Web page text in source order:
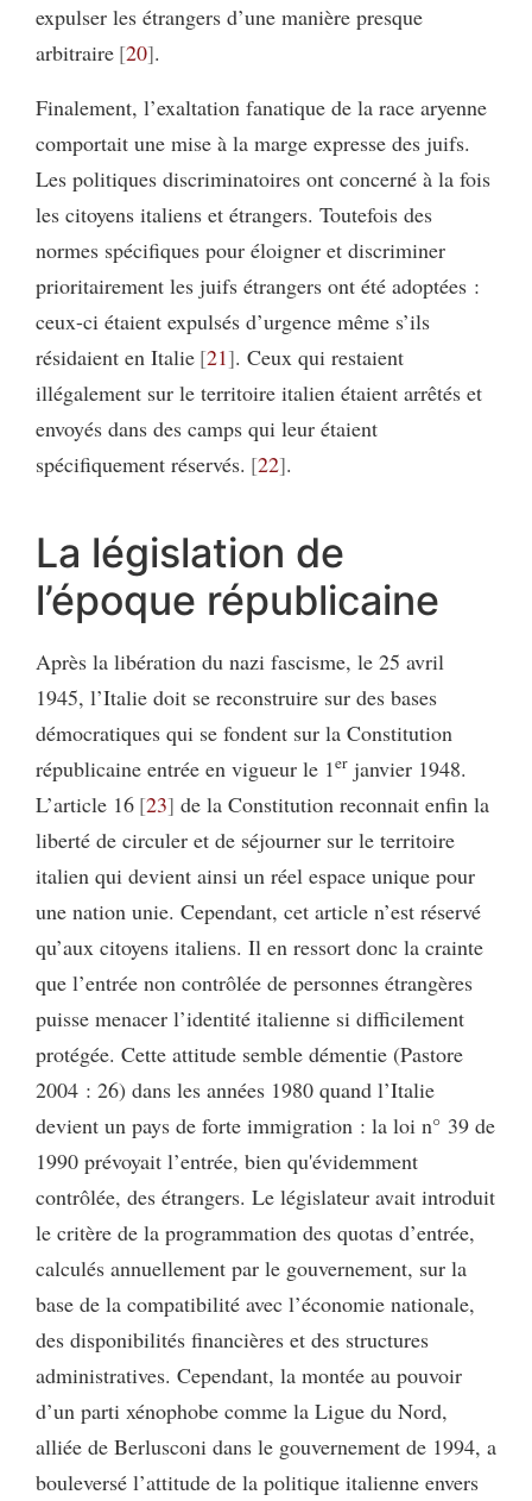
expulser les étrangers d’une manière presque
arbitraire 20 .
Finalement, l’exaltation fanatique de la race aryenne
comportait une mise à la marge expresse des juifs.
Les politiques discriminatoires ont concerné à la fois
les citoyens italiens et étrangers. Toutefois des
normes spécifiques pour éloigner et discriminer
prioritairement les juifs étrangers ont été adoptées :
ceux-ci étaient expulsés d’urgence même s’ils
résidaient en Italie 21 . Ceux qui restaient
illégalement sur le territoire italien étaient arrêtés et
envoyés dans des camps qui leur étaient
spécifiquement réservés. 22 .
La législation de
l’époque républicaine
Après la libération du nazi fascisme, le 25 avril
1945, l’Italie doit se reconstruire sur des bases
démocratiques qui se fondent sur la Constitution
républicaine entrée en vigueur le 1er janvier 1948.
L’article 16 23 de la Constitution reconnait enfin la
liberté de circuler et de séjourner sur le territoire
italien qui devient ainsi un réel espace unique pour
une nation unie. Cependant, cet article n’est réservé
qu’aux citoyens italiens. Il en ressort donc la crainte
que l’entrée non contrôlée de personnes étrangères
puisse menacer l’identité italienne si difficilement
protégée. Cette attitude semble démentie (Pastore
2004 : 26) dans les années 1980 quand l’Italie
devient un pays de forte immigration : la loi n° 39 de
1990 prévoyait l’entrée, bien qu'évidemment
contrôlée, des étrangers. Le législateur avait introduit
le critère de la programmation des quotas d’entrée,
calculés annuellement par le gouvernement, sur la
base de la compatibilité avec l’économie nationale,
des disponibilités financières et des structures
administratives. Cependant, la montée au pouvoir
d’un parti xénophobe comme la Ligue du Nord,
alliée de Berlusconi dans le gouvernement de 1994, a
bouleversé l’attitude de la politique italienne envers